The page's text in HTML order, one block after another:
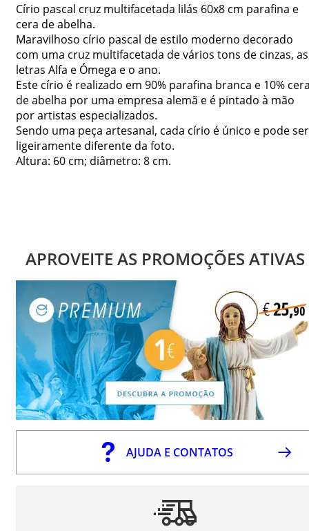
Círio pascal cruz multifacetada lilás 60x8 cm parafina e
cera de abelha.
Maravilhoso círio pascal de estilo moderno decorado
com uma cruz multifacetada de vários tons de cinzas, as
letras Alfa e Ómega e o ano.
Este círio é realizado em 90% parafina branca e 10%
de abelha por uma empresa alemã e é pintado à mão
por artistas especializados.
Sendo uma peça artesanal, cada círio é único e pode ser
ligeiramente diferente da foto.
Altura: 60 cm; diâmetro: 8 cm.
APROVEITE AS PROMOÇÕES ATIVAS
AJUDA E CONTATOS